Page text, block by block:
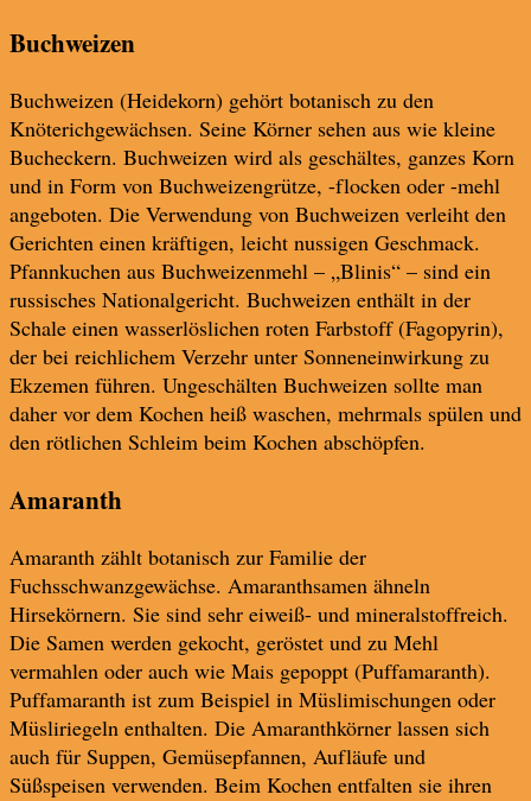
Buchweizen
Buchweizen (Heidekorn) gehört botanisch zu den
Knöterichgewächsen. Seine Körner sehen aus wie kleine
Bucheckern. Buchweizen wird als geschältes, ganzes Korn
und in Form von Buchweizengrütze, -flocken oder -mehl
angeboten. Die Verwendung von Buchweizen verleiht den
Gerichten einen kräftigen, leicht nussigen Geschmack.
Pfannkuchen aus Buchweizenmehl – „Blinis“ – sind ein
russisches Nationalgericht. Buchweizen enthält in der
Schale einen wasserlöslichen roten Farbstoff (Fagopyrin),
der bei reichlichem Verzehr unter Sonneneinwirkung zu
Ekzemen führen. Ungeschälten Buchweizen sollte man
daher vor dem Kochen heiß waschen, mehrmals spülen und
den rötlichen Schleim beim Kochen abschöpfen.
Amaranth
Amaranth zählt botanisch zur Familie der
Fuchsschwanzgewächse. Amaranthsamen ähneln
Hirsekörnern. Sie sind sehr eiweiß- und mineralstoffreich.
Die Samen werden gekocht, geröstet und zu Mehl
vermahlen oder auch wie Mais gepoppt (Puffamaranth).
Puffamaranth ist zum Beispiel in Müslimischungen oder
Müsliriegeln enthalten. Die Amaranthkörner lassen sich
auch für Suppen, Gemüsepfannen, Aufläufe und
Süßspeisen verwenden. Beim Kochen entfalten sie ihren